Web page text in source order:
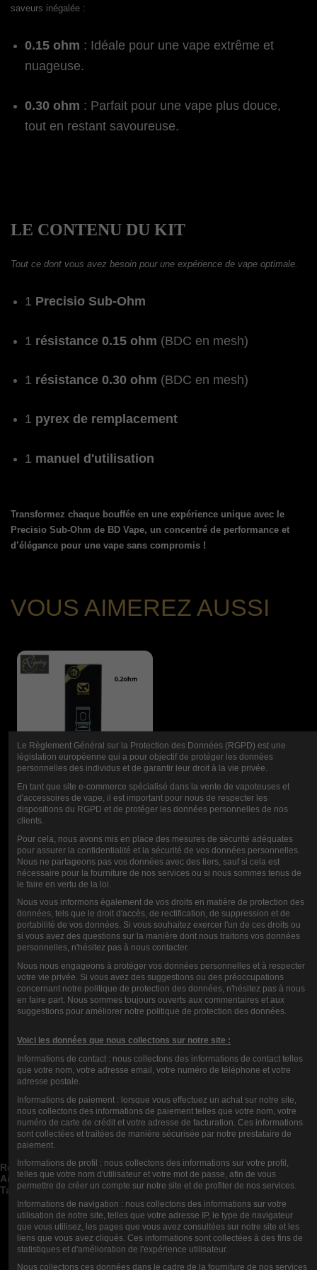
saveurs inégalée :
0.15 ohm : Idéale pour une vape extrême et
nuageuse.
0.30 ohm : Parfait pour une vape plus douce,
tout en restant savoureuse.
LE CONTENU DU KIT
Tout ce dont vous avez besoin pour une expérience de vape optimale.
1 Precisio Sub-Ohm
1 résistance 0.15 ohm (BDC en mesh)
1 résistance 0.30 ohm (BDC en mesh)
1 pyrex de remplacement
1 manuel d'utilisation
Transformez chaque bouffée en une expérience unique avec le
Precisio Sub-Ohm de BD Vape, un concentré de performance et
d’élégance pour une vape sans compromis !
VOUS AIMEREZ AUSSI
RÉSISTANCES
BDC BD VAPE
9,90 €
NOTE
COMMENTAIRES (0)
Nous Contacter
Catégories de blog
Rechercher dans le blog  
Archives du blog  
Tags du blog  
Blog Top Auteurs  
Newsletter
Le Règlement Général sur la Protection des Données (RGPD) est une
législation européenne qui a pour objectif de protéger les données
personnelles des individus et de garantir leur droit à la vie privée.
En tant que site e-commerce spécialisé dans la vente de vapoteuses et
d'accessoires de vape, il est important pour nous de respecter les
dispositions du RGPD et de protéger les données personnelles de nos
clients.
Pour cela, nous avons mis en place des mesures de sécurité adéquates
pour assurer la confidentialité et la sécurité de vos données personnelles.
Nous ne partageons pas vos données avec des tiers, sauf si cela est
nécessaire pour la fourniture de nos services ou si nous sommes tenus de
le faire en vertu de la loi.
Nous vous informons également de vos droits en matière de protection des
données, tels que le droit d'accès, de rectification, de suppression et de
portabilité de vos données. Si vous souhaitez exercer l'un de ces droits ou
si vous avez des questions sur la manière dont nous traitons vos données
personnelles, n'hésitez pas à nous contacter.
Nous nous engageons à protéger vos données personnelles et à respecter
votre vie privée. Si vous avez des suggestions ou des préoccupations
concernant notre politique de protection des données, n'hésitez pas à nous
en faire part. Nous sommes toujours ouverts aux commentaires et aux
suggestions pour améliorer notre politique de protection des données.
Voici les données que nous collectons sur notre site :
Informations de contact : nous collectons des informations de contact telles
que votre nom, votre adresse email, votre numéro de téléphone et votre
adresse postale.
Informations de paiement : lorsque vous effectuez un achat sur notre site,
nous collectons des informations de paiement telles que votre nom, votre
numéro de carte de crédit et votre adresse de facturation. Ces informations
sont collectées et traitées de manière sécurisée par notre prestataire de
paiement.
Informations de profil : nous collectons des informations sur votre profil,
telles que votre nom d'utilisateur et votre mot de passe, afin de vous
permettre de créer un compte sur notre site et de profiter de nos services.
Informations de navigation : nous collectons des informations sur votre
utilisation de notre site, telles que votre adresse IP, le type de navigateur
que vous utilisez, les pages que vous avez consultées sur notre site et les
liens que vous avez cliqués. Ces informations sont collectées à des fins de
statistiques et d'amélioration de l'expérience utilisateur.
Nous collectons ces données dans le cadre de la fourniture de nos services